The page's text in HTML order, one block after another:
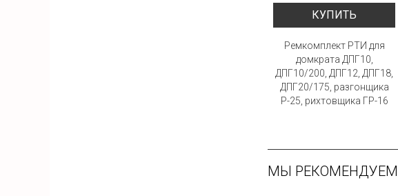
КУПИТЬ
Ремкомплект РТИ для
домкрата ДПГ10,
ДПГ10/200, ДПГ12, ДПГ18,
ДПГ20/175, разгонщика
Р-25, рихтовщика ГР-16
МЫ РЕКОМЕНДУЕМ